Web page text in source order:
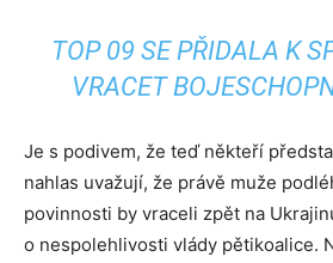
TOP 09 SE PŘIDALA K
VRACET
Je s podivem, že teď někteří
nahlas uvažují, že právě muže
povinnosti by vraceli zpět na
o nespolehlivosti vlády pětikoalice.